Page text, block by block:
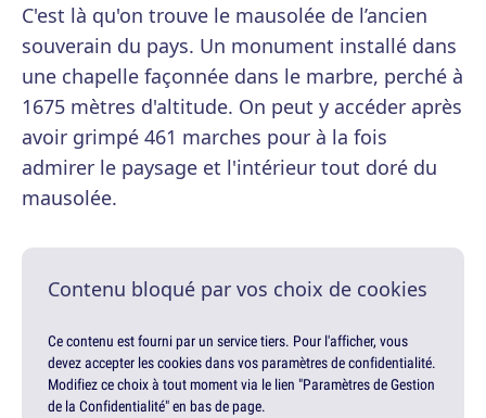
C'est là qu'on trouve le mausolée de l’ancien
souverain du pays. Un monument installé dans
une chapelle façonnée dans le marbre, perché à
1675 mètres d'altitude. On peut y accéder après
avoir grimpé 461 marches pour à la fois
admirer le paysage et l'intérieur tout doré du
mausolée.
Contenu bloqué par vos choix de cookies
Ce contenu est fourni par un service tiers. Pour l'afficher, vous
devez accepter les cookies dans vos paramètres de confidentialité.
Modifiez ce choix à tout moment via le lien "Paramètres de Gestion
de la Confidentialité" en bas de page.